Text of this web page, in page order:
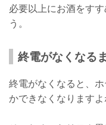
必要以上にお酒をす
う。
終電がなくなる
終電がなくなると、
かできなくなりますよ